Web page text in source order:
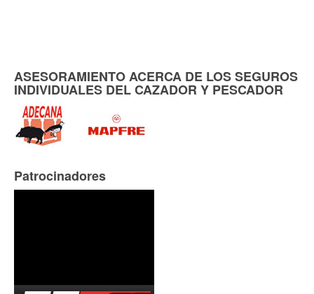
ASESORAMIENTO ACERCA DE LOS SEGUROS
INDIVIDUALES DEL CAZADOR Y PESCADOR
Patrocinadores